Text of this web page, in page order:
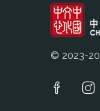
© 2023-